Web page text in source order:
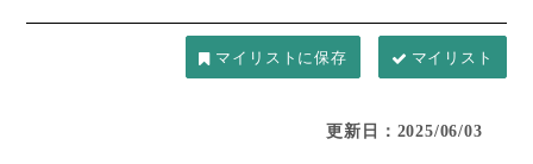
マイリスト
更新日：2025/06/03